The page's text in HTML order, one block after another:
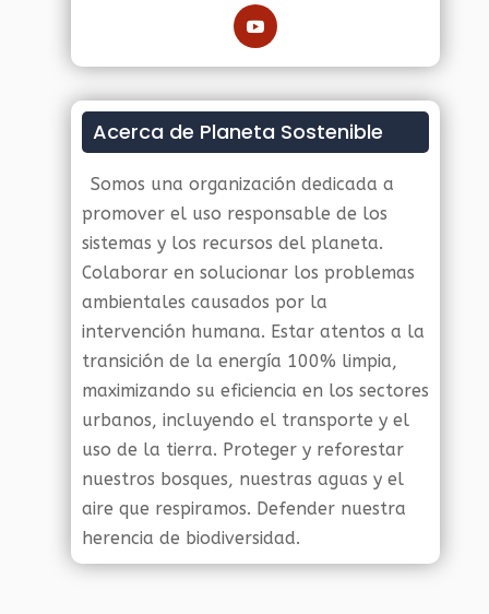
Acerca de Planeta Sostenible
Somos una organización dedicada a
promover el uso responsable de los
sistemas y los recursos del planeta.
Colaborar en solucionar los problemas
ambientales causados por la
intervención humana. Estar atentos a la
transición de la energía 100% limpia,
maximizando su eficiencia en los sectores
urbanos, incluyendo el transporte y el
uso de la tierra. Proteger y reforestar
nuestros bosques, nuestras aguas y el
aire que respiramos. Defender nuestra
herencia de biodiversidad.